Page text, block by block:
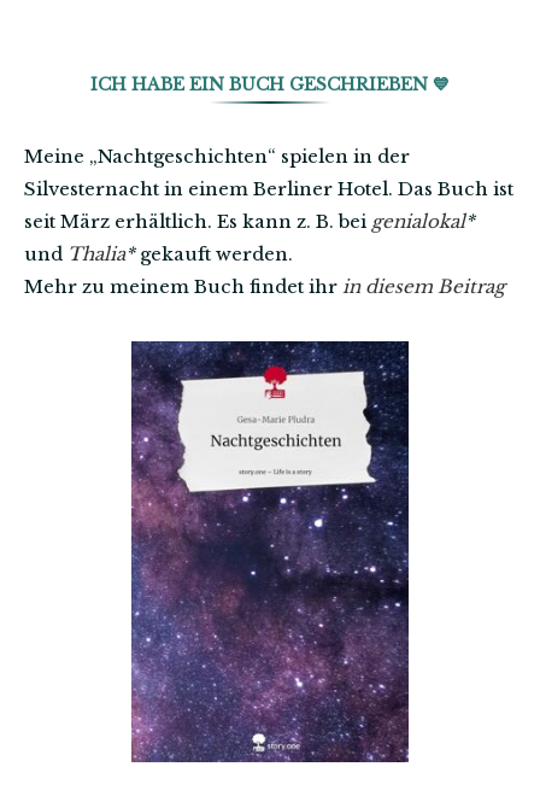
ICH HABE EIN BUCH GESCHRIEBEN 💙
Meine „Nachtgeschichten“ spielen in der
Silvesternacht in einem Berliner Hotel. Das Buch ist
seit März erhältlich. Es kann z. B. bei genialokal*
und Thalia*gekauft werden.
Mehr zu meinem Buch findet ihr in diesem Beitrag